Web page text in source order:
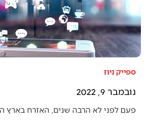
ספייק ניוז
נובמבר 9, 2022
פעם לפני לא הרבה שנים, האזרח בארץ